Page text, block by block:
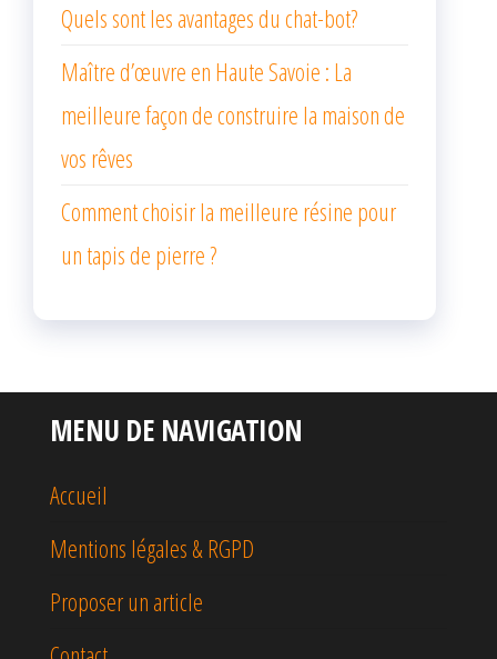
Quels sont les avantages du chat-bot?
Maître d’œuvre en Haute Savoie : La
meilleure façon de construire la maison de
vos rêves
Comment choisir la meilleure résine pour
un tapis de pierre ?
MENU DE NAVIGATION
Accueil
Mentions légales & RGPD
Proposer un article